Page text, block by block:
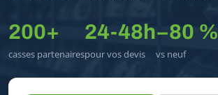
200+
casses partenaires
24-48h
pour vos devis
−80 %
vs neuf